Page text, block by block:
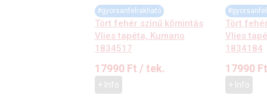
#gyorsanfelrakható
Tört fehér színű kőmintás
Vlies tapéta, Kumano
1834517
17990 Ft / tek.
+ Info
Tört
Vlies
1834184
17990 Ft
+ Info